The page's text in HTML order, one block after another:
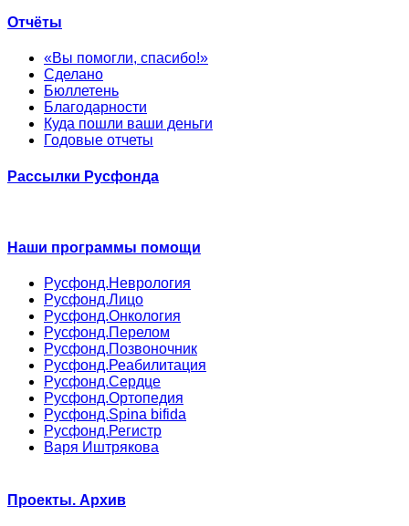
Отчёты
«Вы помогли, спасибо!»
Сделано
Бюллетень
Благодарности
Куда пошли ваши деньги
Годовые отчеты
Рассылки Русфонда
Наши программы помощи
Русфонд.Неврология
Русфонд.Лицо
Русфонд.Онкология
Русфонд.Перелом
Русфонд.Позвоночник
Русфонд.Реабилитация
Русфонд.Сердце
Русфонд.Ортопедия
Русфонд.Spina bifida
Русфонд.Регистр
Варя Иштрякова
Проекты. Архив